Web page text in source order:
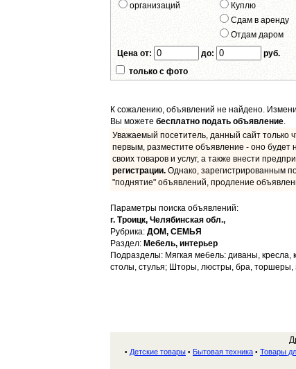
организаций
Куплю
Сдам в аренду
Отдам даром
Цена от: до: руб.
только с фото
К сожалению, объявлений не найдено.
Вы можете бесплатно подать объявление.
Уважаемый посетитель, данный сайт только
первым, разместите объявление - оно будет
своих товаров и услуг, а также внести
регистрации.Однако, зарегистрированным
"поднятие" объявлений, продление
Параметры поиска объявлений:
г. Троицк, Челябинская обл.,
Рубрика: ДОМ, СЕМЬЯ
Раздел: Мебель, интерьер
Подразделы: Мягкая мебель: диваны,
столы, стулья; Шторы, люстры, бра, торшеры,
• Детские товары • Бытовая техника • Товары